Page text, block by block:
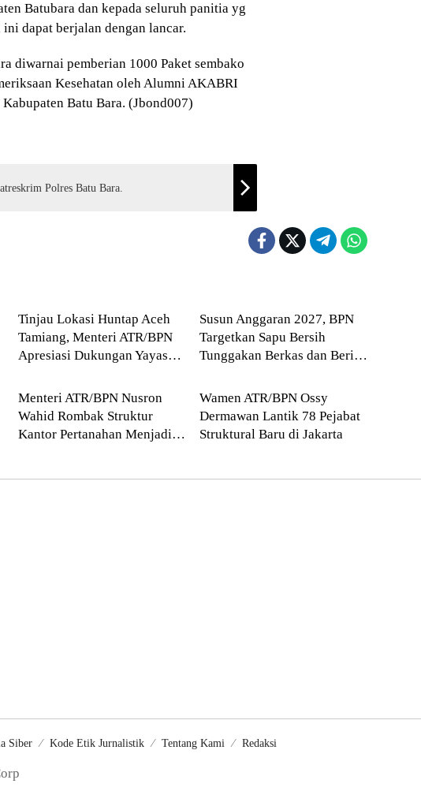
Batubara dan kepada seluruh panitia yg
dapat berjalan dengan lancar.
diwarnai pemberian 1000 Paket sembako
Kesehatan oleh Alumni AKABRI
Batu Bara. (Jbond007)
Polres Batu Bara.
Tinjau Lokasi Huntap Aceh
Tamiang, Menteri ATR/BPN
Apresiasi Dukungan Yayasan
Susun Anggaran 2027, BPN
Targetkan Sapu Bersih
Tunggakan Berkas dan Beri
Blog
Menteri ATR/BPN Nusron
Wahid Rombak Struktur
Kantor Pertanahan Menjadi
Blog
Wamen ATR/BPN Ossy
Dermawan Lantik 78 Pejabat
Struktural Baru di Jakarta
Siber Kode Etik Jurnalistik Tentang Kami Redaksi